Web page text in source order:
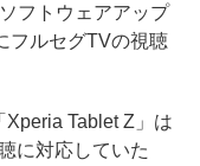
フトウェアアップ
フルセグTVの視聴
Tablet Z」は
に対応していた